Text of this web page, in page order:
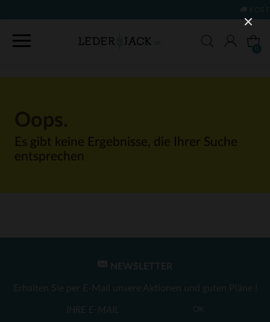
KOSTENLOSE LIEFERUNG
Es gibt keine Ergebnisse, die Ihrer Suche
entsprechen
NEWSLETTER
Erhalten Sie per E-Mail unsere Aktionen und guten Pläne !
OK